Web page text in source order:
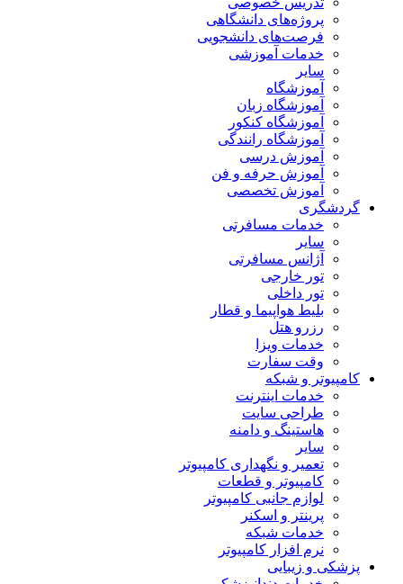
پروژه‌های دانشگاهی
فرصت‌های دانشجویی
خدمات آموزشی
سایر
آموزشگاه
آموزشگاه زبان
آموزشگاه کنکور
آموزشگاه رانندگی
آموزش درسی
آموزش حرفه و فن
آموزش تخصصی
گردشگری
خدمات مسافرتی
سایر
آژانس مسافرتی
تور خارجی
تور داخلی
بلیط هواپیما و قطار
رزرو هتل
خدمات ویزا
وقت سفارت
کامپیوتر و شبکه
خدمات اینترنت
طراحی سایت
هاستینگ و دامنه
سایر
تعمیر و نگهداری کامپیوتر
کامپیوتر و قطعات
لوازم جانبی کامپیوتر
پرینتر و اسکنر
خدمات شبکه
نرم افزار کامپیوتر
پزشکی و زیبایی